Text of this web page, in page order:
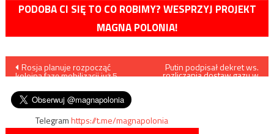
PODOBA CI SIĘ TO CO ROBIMY? WESPRZYJ PROJEKT
MAGNA POLONIA!
Nawigacja
wpisu
Rosja planuje rozpocząć
kolejną fazę mobilizacji już 5
Putin podpisał dekret ws.
rozliczania dostaw gazu w
Telegramhttps://t.me/magnapolonia